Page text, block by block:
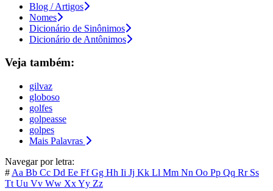
Blog / Artigos
Nomes
Dicionário de Sinônimos
Dicionário de Antônimos
Veja também:
gilvaz
globoso
golfes
golpeasse
golpes
Mais Palavras
Navegar por letra:
# Aa Bb Cc Dd Ee FfGg Hh Ii Jj Kk Ll Mm Nn Oo Pp Qq Rr Ss
Tt Uu Vv Ww XxYy Zz